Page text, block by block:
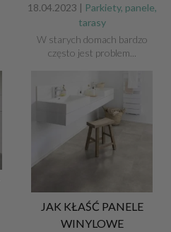
18.04.2023 | Parkiety, panele,
tarasy
W starych domach bardzo
często jest problem...
JAK KŁAŚĆ PANELE
WINYLOWE